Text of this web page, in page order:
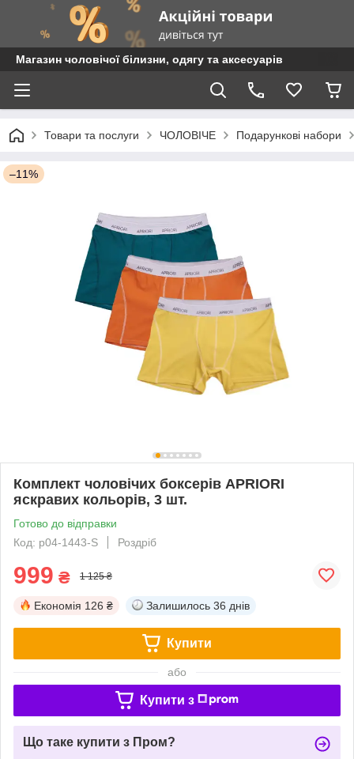
Магазин чоловічої білизни, одягу та аксесуарів
Товари та послуги ЧОЛОВІЧЕ Подарункові набори
–11%
Комплект чоловічих боксерів APRIORI
яскравих кольорів, 3 шт.
Готово до відправки
Код: p04-1443-S
Роздріб
999 ₴ 1 125 ₴
Економія 126 ₴ Залишилось 36 днів
Купити
або
Купити з
Що таке купити з Пром?